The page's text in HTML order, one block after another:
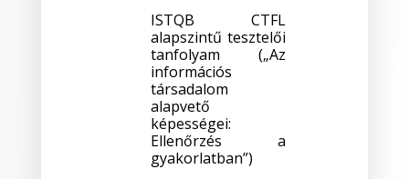
ISTQB CTFL
alapszintű tesztelői
tanfolyam („Az
információs
társadalom
alapvető
képességei:
Ellenőrzés a
gyakorlatban”)